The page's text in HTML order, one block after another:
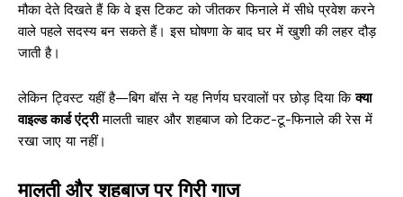
मौका देते दिखते हैं कि वे इस टिकट को जीतकर फिनाले में सीधे प्रवेश करने
वाले पहले सदस्य बन सकते हैं। इस घोषणा के बाद घर में खुशी की लहर दौड़
जाती है।
लेकिन ट्विस्ट यहीं है—बिग बॉस ने यह निर्णय घरवालों पर छोड़ दिया किक्या
वाइल्ड कार्ड एंट्रीमालती चाहर और शहबाज को टिकट-टू-फिनाले की रेस में
रखा जाए या नहीं।
मालती और शहबाज पर गिरी गाज